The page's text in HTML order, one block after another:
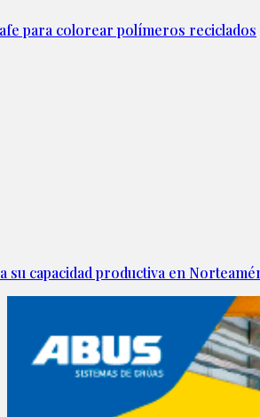
para colorear polímeros reciclados
su capacidad productiva en